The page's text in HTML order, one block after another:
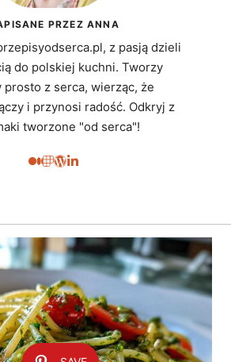
PRZEZ ANNA
z pasją dzieli
do polskiej kuchni. Tworzy
prosto z serca, wierząc, że
i przynosi radość. Odkryj z
tworzone "od serca"!